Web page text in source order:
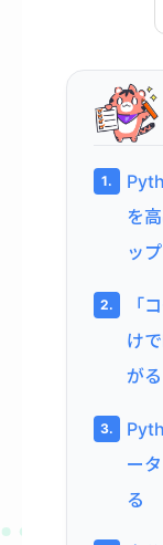
を
ッ
「
け
がる
ー
る